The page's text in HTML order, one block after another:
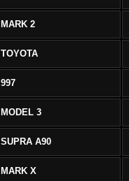
MARK 2
TOYOTA
997
MODEL 3
SUPRA A90
MARK X